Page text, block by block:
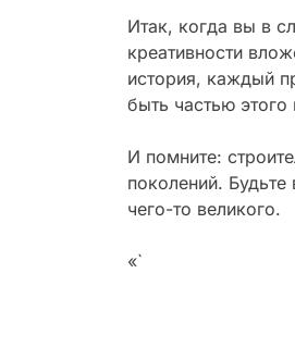
Итак, когда вы в
креативности
история, каждый
быть частью этого
И помните:
поколений.
чего-то великого.
«`